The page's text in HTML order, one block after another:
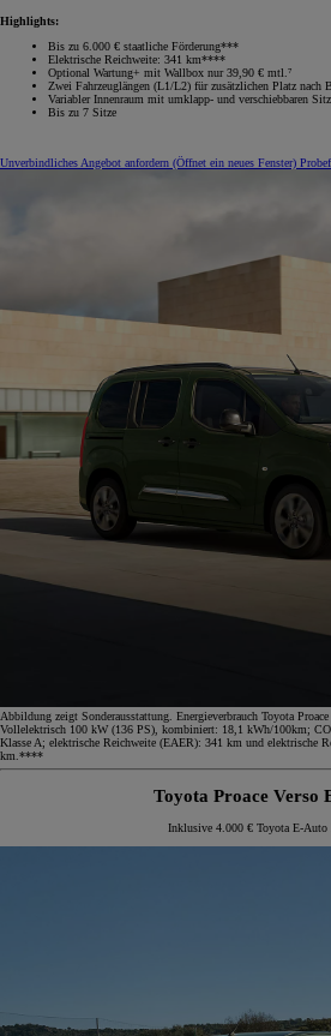
Highlights:
Bis zu 6.000 € staatliche Förderung***
Elektrische Reichweite: 341 km****
Optional Wartung+ mit Wallbox nur 39,90 € mtl.⁷
Zwei Fahrzeuglängen (L1/L2) für zusätzlichen Platz nach
Variabler Innenraum mit umklapp‑ und verschiebbaren
Bis zu 7 Sitze
Unverbindliches Angebot anfordern (Öffnet ein neues Fenster)
Abbildung zeigt Sonderausstattung. Energieverbrauch Toyota
Vollelektrisch 100 kW (136 PS), kombiniert: 18,1 kWh/100km;
Klasse A; elektrische Reichweite (EAER): 341 km und elektrische
km.****
Toyota Proace Verso
Inklusive 4.000 € Toyota E-Auto